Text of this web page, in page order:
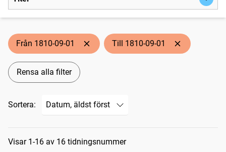
Från 1810-09-01 Till 1810-09-01
Rensa alla filter
Sortera:
Sökresultat
Visar 1-16 av 16 tidningsnummer